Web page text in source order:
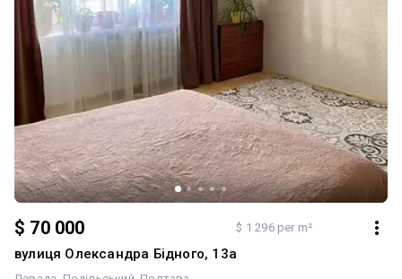
$ 70 000 $ 1 296 per m²
вулиця Олександра Бідного, 13а